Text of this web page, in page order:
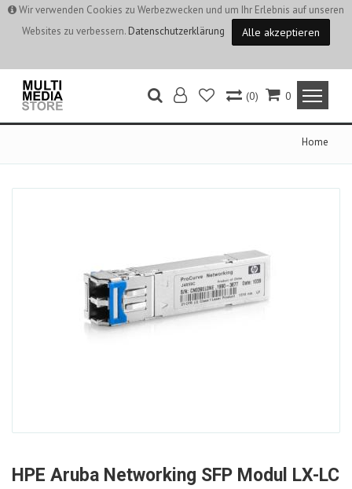
Wir verwenden Cookies zu Werbezwecken und um Ihr Erlebnis auf unseren
Websites zu verbessern. Datenschutzerklärung Alle akzeptieren
0
(0)
Home
HPE Aruba Networking SFP Modul LX-LC